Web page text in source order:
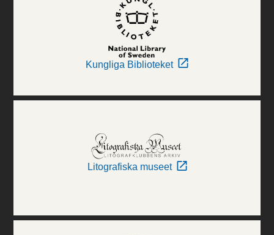
Kungliga Biblioteket
Litografiska museet